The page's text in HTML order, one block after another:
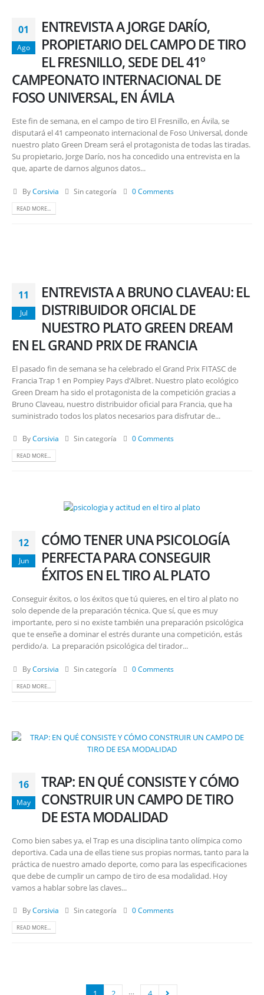
01
Ago
ENTREVISTA A JORGE DARÍO,
PROPIETARIO DEL CAMPO DE TIRO
EL FRESNILLO, SEDE DEL 41º
CAMPEONATO INTERNACIONAL DE
FOSO UNIVERSAL, EN ÁVILA
Este fin de semana, en el campo de tiro El Fresnillo, en Ávila, se
disputará el 41 campeonato internacional de Foso Universal, donde
nuestro plato Green Dream será el protagonista de todas las tiradas.
Su propietario, Jorge Darío, nos ha concedido una entrevista en la
que, aparte de darnos algunos datos...
ByCorsivia Sin categoría 0 Comments
READ MORE...
11
Jul
ENTREVISTA A BRUNO CLAVEAU: EL
DISTRIBUIDOR OFICIAL DE
NUESTRO PLATO GREEN DREAM
EN EL GRAND PRIX DE FRANCIA
El pasado fin de semana se ha celebrado el Grand Prix FITASC de
Francia Trap 1 en Pompiey Pays d’Albret. Nuestro plato ecológico
Green Dream ha sido el protagonista de la competición gracias a
Bruno Claveau, nuestro distribuidor oficial para Francia, que ha
suministrado todos los platos necesarios para disfrutar de...
ByCorsivia Sin categoría 0 Comments
READ MORE...
12
Jun
CÓMO TENER UNA PSICOLOGÍA
PERFECTA PARA CONSEGUIR
ÉXITOS EN EL TIRO AL PLATO
Conseguir éxitos, o los éxitos que tú quieres, en el tiro al plato no
solo depende de la preparación técnica. Que sí, que es muy
importante, pero si no existe también una preparación psicológica
que te enseñe a dominar el estrés durante una competición, estás
perdido/a. La preparación psicológica del tirador...
ByCorsivia Sin categoría 0 Comments
READ MORE...
16
May
TRAP: EN QUÉ CONSISTE Y CÓMO
CONSTRUIR UN CAMPO DE TIRO
DE ESTA MODALIDAD
Como bien sabes ya, el Trap es una disciplina tanto olímpica como
deportiva. Cada una de ellas tiene sus propias normas, tanto para la
práctica de nuestro amado deporte, como para las especificaciones
que debe de cumplir un campo de tiro de esa modalidad. Hoy
vamos a hablar sobre las claves...
ByCorsivia Sin categoría 0 Comments
READ MORE...
…